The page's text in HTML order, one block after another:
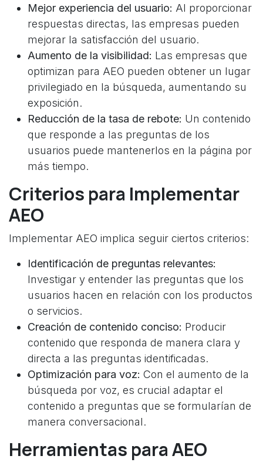
Mejor experiencia del usuario: Al proporcionar
respuestas directas, las empresas pueden
mejorar la satisfacción del usuario.
Aumento de la visibilidad: Las empresas que
optimizan para AEO pueden obtener un lugar
privilegiado en la búsqueda, aumentando su
exposición.
Reducción de la tasa de rebote: Un contenido
que responde a las preguntas de los
usuarios puede mantenerlos en la página por
más tiempo.
Criterios para Implementar
AEO
Implementar AEO implica seguir ciertos criterios:
Identificación de preguntas relevantes:
Investigar y entender las preguntas que los
usuarios hacen en relación con los productos
o servicios.
Creación de contenido conciso: Producir
contenido que responda de manera clara y
directa a las preguntas identificadas.
Optimización para voz: Con el aumento de la
búsqueda por voz, es crucial adaptar el
contenido a preguntas que se formularían de
manera conversacional.
Herramientas para AEO